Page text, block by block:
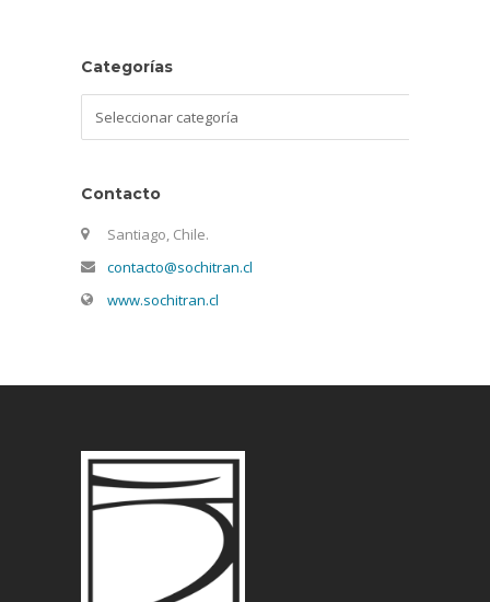
Categorías
Contacto
Santiago, Chile.
contacto@sochitran.cl
www.sochitran.cl